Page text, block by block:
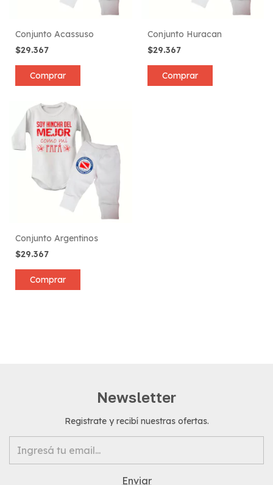
Conjunto Acassuso
$29.367
Comprar
Conjunto Huracan
$29.367
Comprar
Conjunto Argentinos
$29.367
Comprar
Newsletter
Registrate y recibí nuestras ofertas.